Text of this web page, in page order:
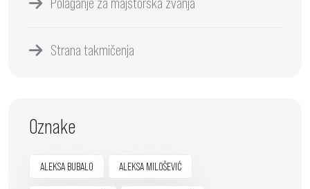
Polaganje za majstorska zvanja
Strana takmičenja
Oznake
ALEKSA BUBALO ALEKSA MILOŠEVIĆ